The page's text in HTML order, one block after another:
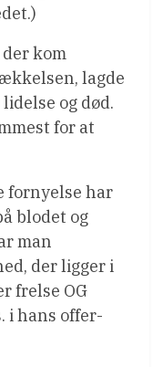
kom
lagde
og død.
for at
fornyelse har
blodet og
man
der ligger i
frelse OG
i hans offer-